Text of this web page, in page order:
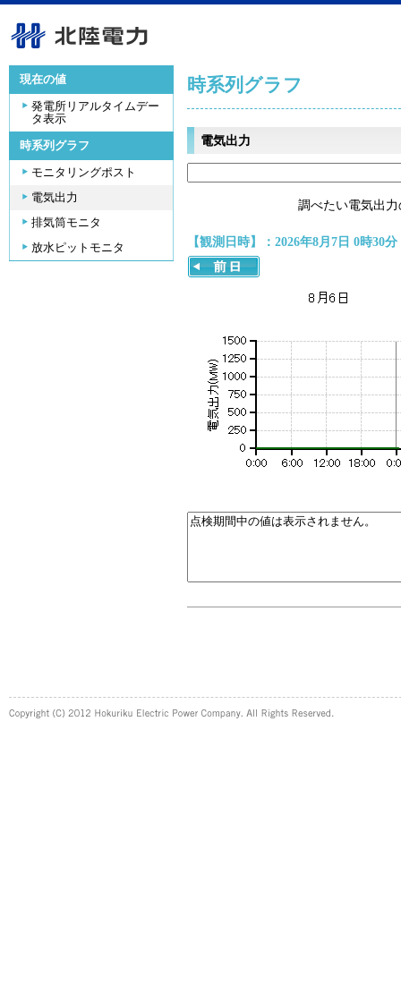
現在の値
発電所リアルタイムデー
タ表示
時系列グラフ
モニタリングポスト
電気出力
排気筒モニタ
放水ピットモニタ
時系列グラフ
電気出力
調べたい電気出
【観測日時】：2026年8月7日 0時30分